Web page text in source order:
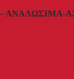
ΑΝΑΛΏΣΙΜΑ-